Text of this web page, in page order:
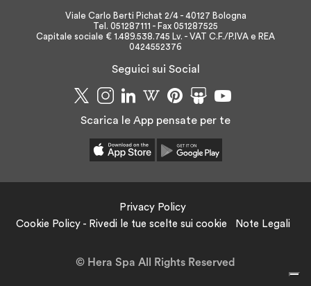
Viale Carlo Berti Pichat 2/4 - 40127 Bologna
Tel. 051287111 - Fax 051287525
Capitale sociale € 1.489.538.745 Lv. - VAT C.F./P.IVA e REA
0424552376
Seguici sui Social
Scarica le App pensate per te
Privacy Policy
Cookie Policy - Rivedi le tue scelte sui cookie
Note Legali
© Hera Spa All Rights Reserved